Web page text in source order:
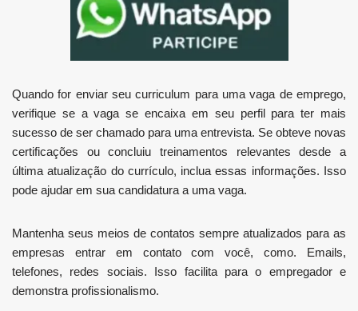
Quando for enviar seu curriculum para uma vaga de emprego,
verifique se a vaga se encaixa em seu perfil para ter mais
sucesso de ser chamado para uma entrevista. Se obteve novas
certificações ou concluiu treinamentos relevantes desde a
última atualização do currículo, inclua essas informações. Isso
pode ajudar em sua candidatura a uma vaga.
Mantenha seus meios de contatos sempre atualizados para as
empresas entrar em contato com você, como. Emails,
telefones, redes sociais. Isso facilita para o empregador e
demonstra profissionalismo.